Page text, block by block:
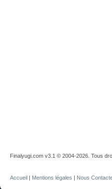
Finalyugi.com v3.1 © 2004-2026. Tous
Accueil | Mentions légales | Nous